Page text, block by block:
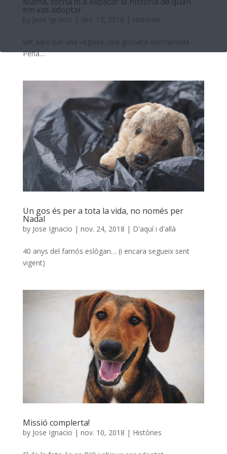
em vas adoptar
Perla…
Un gos és per a tota la vida, no només per
Nadal
by Jose Ignacio | nov. 24, 2018 | D'aquí i d'allà
40 anys del famós eslògan… (i encara segueix sent
vigent)
Missió complerta!
by Jose Ignacio | nov. 10, 2018 | Històries